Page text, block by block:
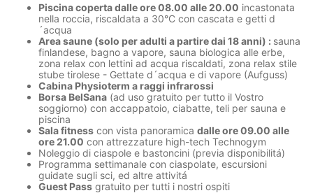
Piscina coperta dalle ore 08.00 alle 20.00 incastonata
nella roccia, riscaldata a 30°C con cascata e getti d
´acqua
Area saune (solo per adulti a partire dai 18 anni) : sauna
finlandese, bagno a vapore, sauna biologica alle erbe,
zona relax con lettini ad acqua riscaldati, zona relax stile
stube tirolese - Gettate d´acqua e di vapore (Aufguss)
Cabina Physioterm a raggi infrarossi
Borsa BelSana (ad uso gratuito per tutto il Vostro
soggiorno) con accappatoio, ciabatte, teli per sauna e
piscina
Sala fitness con vista panoramica dalle ore 09.00 alle
ore 21.00 con attrezzature high-tech Technogym
Noleggio di ciaspole e bastoncini (previa disponibilitá)
Programma settimanale con ciaspolate, escursioni
guidate sugli sci, ed altre attivitá
Guest Pass gratuito per tutti i nostri ospiti